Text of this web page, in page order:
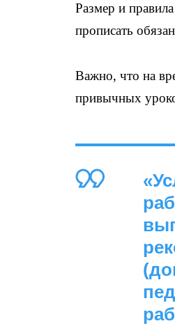
Размер и
прописать
Важно, что на
привычных